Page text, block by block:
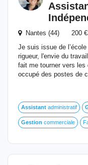
Nantes (44) 200 €
Je suis issue de
rigueur, l'envie du
fait me tourner vers les
occupé des postes de
Assistant administratif
Gestion commerciale